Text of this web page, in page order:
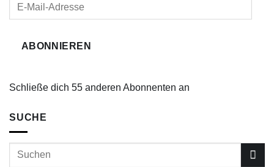
ABONNIEREN
Schließe dich 55 anderen Abonnenten an
SUCHE